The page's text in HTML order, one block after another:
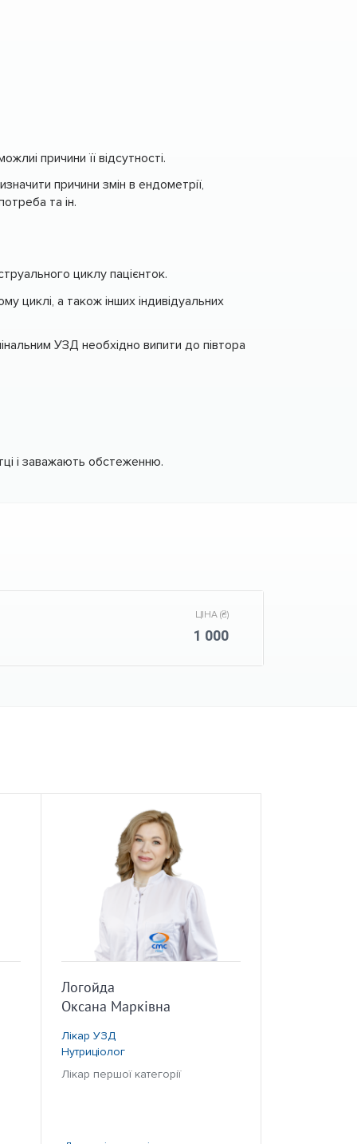
причини її відсутності.
причини змін в ендометрії,
та ін.
циклу пацієнток.
циклі, а також інших індивідуальних
УЗД необхідно випити до півтора
і заважають обстеженню.
ЦІНА (₴)
1 000
Логойда
Оксана Марківна
Лікар УЗД
Нутриціолог
Лікар першої категорії